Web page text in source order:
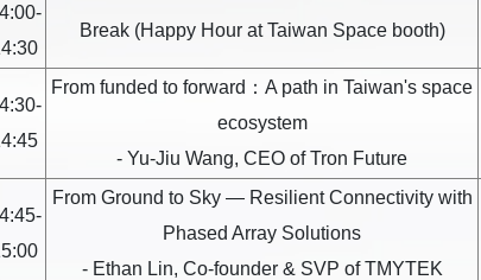
Break (Happy Hour at Taiwan Space booth)
From funded to forward：A path in Taiwan's space
ecosystem
- Yu-Jiu Wang, CEO of Tron Future
From Ground to Sky — Resilient Connectivity with
Phased Array Solutions
- Ethan Lin, Co-founder & SVP of TMYTEK